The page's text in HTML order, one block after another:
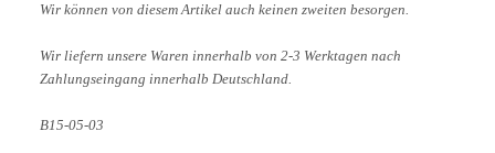
Wir können von diesem Artikel auch keinen zweiten besorgen.
Wir liefern unsere Waren innerhalb von 2-3 Werktagen nach
Zahlungseingang innerhalb Deutschland.
B15-05-03